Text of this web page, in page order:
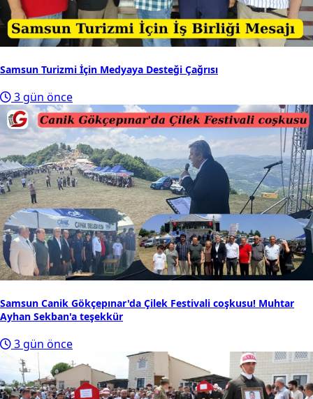
Samsun Turizmi İçin Medyaya Desteği Çağrısı
3 gün önce
Samsun Canik Gökçepınar'da Çilek Festivali coşkusu! Muhtar
Ayhan Sekban'a teşekkür
3 gün önce